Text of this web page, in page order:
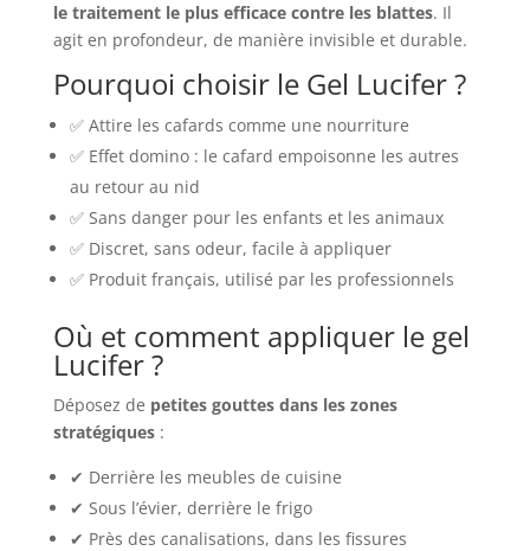
le traitement le plus efficace contre les blattes. Il
agit en profondeur, de manière invisible et durable.
Pourquoi choisir le Gel Lucifer ?
✅ Attire les cafards comme une nourriture
✅ Effet domino : le cafard empoisonne les autres
au retour au nid
✅ Sans danger pour les enfants et les animaux
✅ Discret, sans odeur, facile à appliquer
✅ Produit français, utilisé par les professionnels
Où et comment appliquer le gel
Lucifer ?
Déposez de petites gouttes dans les zones
stratégiques:
✔ Derrière les meubles de cuisine
✔ Sous l’évier, derrière le frigo
✔ Près des canalisations, dans les fissures